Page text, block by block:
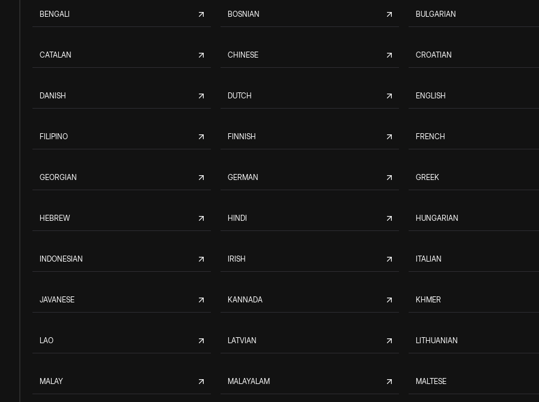
BENGALI BOSNIAN BULGARIAN
CATALAN CHINESE CROATIAN
DANISH DUTCH ENGLISH
FILIPINO FINNISH FRENCH
GEORGIAN GERMAN GREEK
HEBREW HINDI HUNGARIAN
INDONESIAN IRISH ITALIAN
JAVANESE KANNADA KHMER
LAO LATVIAN LITHUANIAN
MALAY MALAYALAM MALTESE